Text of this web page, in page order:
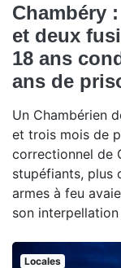
Chambéry
et deux
18 ans
ans de
Un Chambérien
et trois mois de
correctionnel de
stupéfiants, plus
armes à feu
son
Locales